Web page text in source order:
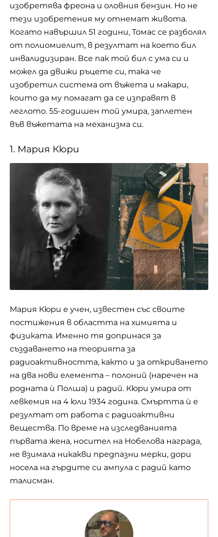
изобретява фреона и оловния бензин. Но не
тези изобретения му отнемат живота.
Когато навършил 51 години, Томас се разболял
от полиомиелит, в резултат на което бил
инвалидизиран. Все пак той бил с ума си и
можел да движи ръцете си, така че
изобретил система от въжета и макари,
които да му помагат да се изправят в
леглото. 55-годишен той умира, заплетен
във въжетата на механизма си.
1. Мария Кюри
Мария Кюри е учен, известен със своите
постижения в областта на химията и
физиката. Именно тя допринася за
създаването на теорията за
радиоактивността, както и за откриването
на два нови елемента – полоний (наречен на
родната ѝ Полша) и радий. Кюри умира от
левкемия на 4 юли 1934 година. Смъртта ѝ е
резултат от работа с радиоактивни
вещества. По време на изследванията
първата жена, носител на Нобелова награда,
не взимала никакви предпазни мерки, дори
носела на гърдите си ампула с радий като
талисман.